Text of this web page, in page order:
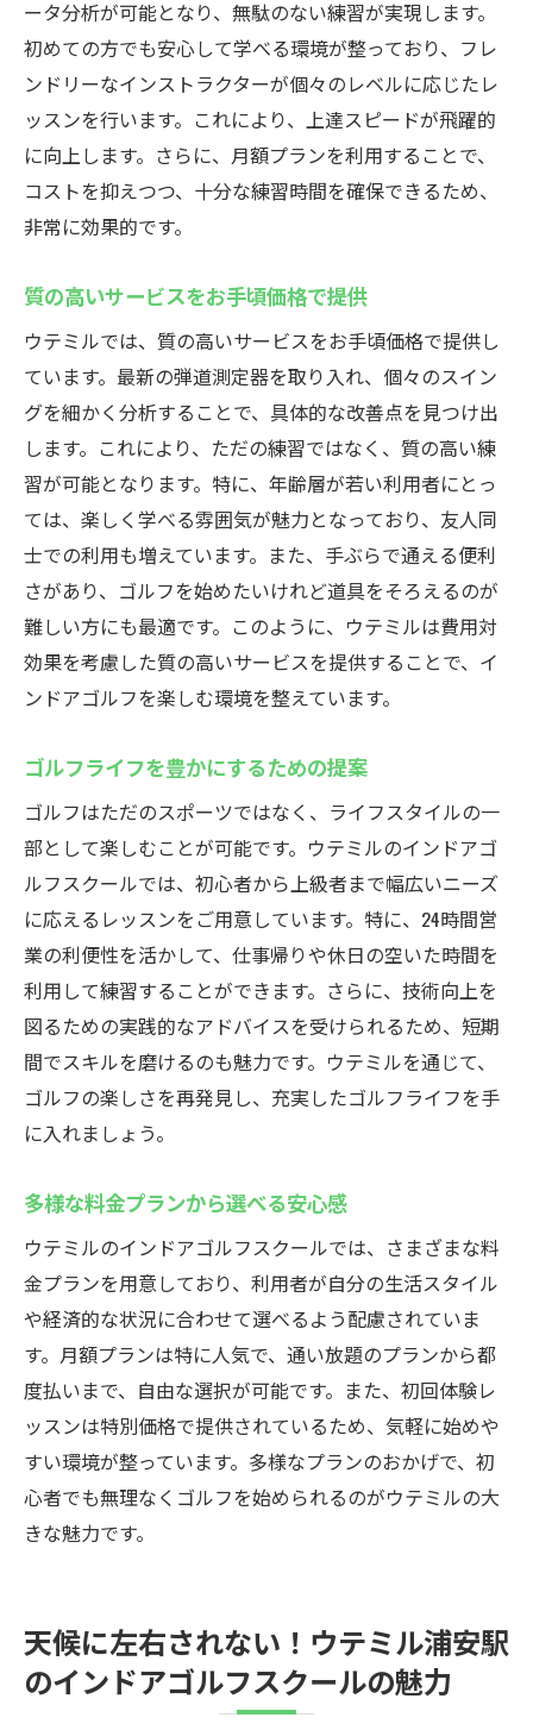
ータ分析が可能となり、無駄のない練習が実現します。
初めての方でも安心して学べる環境が整っており、フレ
ンドリーなインストラクターが個々のレベルに応じたレ
ッスンを行います。これにより、上達スピードが飛躍的
に向上します。さらに、月額プランを利用することで、
コストを抑えつつ、十分な練習時間を確保できるため、
非常に効果的です。
質の高いサービスをお手頃価格で提供
ウテミルでは、質の高いサービスをお手頃価格で提供し
ています。最新の弾道測定器を取り入れ、個々のスイン
グを細かく分析することで、具体的な改善点を見つけ出
します。これにより、ただの練習ではなく、質の高い練
習が可能となります。特に、年齢層が若い利用者にとっ
ては、楽しく学べる雰囲気が魅力となっており、友人同
士での利用も増えています。また、手ぶらで通える便利
さがあり、ゴルフを始めたいけれど道具をそろえるのが
難しい方にも最適です。このように、ウテミルは費用対
効果を考慮した質の高いサービスを提供することで、イ
ンドアゴルフを楽しむ環境を整えています。
ゴルフライフを豊かにするための提案
ゴルフはただのスポーツではなく、ライフスタイルの一
部として楽しむことが可能です。ウテミルのインドアゴ
ルフスクールでは、初心者から上級者まで幅広いニーズ
に応えるレッスンをご用意しています。特に、24時間営
業の利便性を活かして、仕事帰りや休日の空いた時間を
利用して練習することができます。さらに、技術向上を
図るための実践的なアドバイスを受けられるため、短期
間でスキルを磨けるのも魅力です。ウテミルを通じて、
ゴルフの楽しさを再発見し、充実したゴルフライフを手
に入れましょう。
多様な料金プランから選べる安心感
ウテミルのインドアゴルフスクールでは、さまざまな料
金プランを用意しており、利用者が自分の生活スタイル
や経済的な状況に合わせて選べるよう配慮されていま
す。月額プランは特に人気で、通い放題のプランから都
度払いまで、自由な選択が可能です。また、初回体験レ
ッスンは特別価格で提供されているため、気軽に始めや
すい環境が整っています。多様なプランのおかげで、初
心者でも無理なくゴルフを始められるのがウテミルの大
きな魅力です。
天候に左右されない！ウテミル浦安駅
のインドアゴルフスクールの魅力